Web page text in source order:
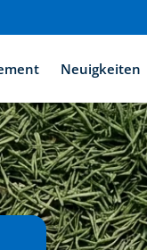
Neuigkeiten